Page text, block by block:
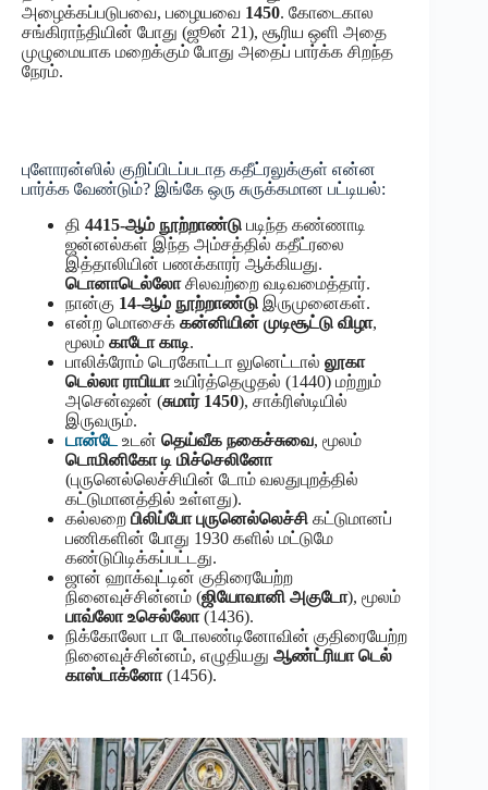
அழைக்கப்படுபவை, பழையவை 1450. கோடைகால
சங்கிராந்தியின் போது (ஜூன் 21), சூரிய ஒளி அதை
முழுமையாக மறைக்கும் போது அதைப் பார்க்க சிறந்த
நேரம்.
புளோரன்ஸில் குறிப்பிடப்படாத கதீட்ரலுக்குள் என்ன
பார்க்க வேண்டும்? இங்கே ஒரு சுருக்கமான பட்டியல்:
தி 4415-ஆம் நூற்றாண்டு படிந்த கண்ணாடி
ஜன்னல்கள் இந்த அம்சத்தில் கதீட்ரலை
இத்தாலியின் பணக்காரர் ஆக்கியது.
டொனாடெல்லோசிலவற்றை வடிவமைத்தார்.
நான்கு 14-ஆம் நூற்றாண்டு இருமுனைகள்.
என்ற மொசைக் கன்னியின் முடிசூட்டு விழா,
மூலம் காடோ காடி.
பாலிக்ரோம் டெரகோட்டா லுனெட்டால் லூகா
டெல்லா ராபியாஉயிர்த்தெழுதல் (1440) மற்றும்
அசென்ஷன் (சுமார் 1450), சாக்ரிஸ்டியில்
இருவரும்.
டான்டே உடன் தெய்வீக நகைச்சுவை, மூலம்
டொமினிகோ டி மிச்செலினோ
(புருனெல்லெச்சியின் டோம் வலதுபுறத்தில்
கட்டுமானத்தில் உள்ளது).
கல்லறை பிலிப்போ புருனெல்லெச்சி கட்டுமானப்
பணிகளின் போது 1930 களில் மட்டுமே
கண்டுபிடிக்கப்பட்டது.
ஜான் ஹாக்வுட்டின் குதிரையேற்ற
நினைவுச்சின்னம் (ஜியோவானி அகுடோ), மூலம்
பாவ்லோ உசெல்லோ(1436).
நிக்கோலோ டா டோலண்டினோவின் குதிரையேற்ற
நினைவுச்சின்னம், எழுதியது ஆண்ட்ரியா டெல்
காஸ்டாக்னோ(1456).